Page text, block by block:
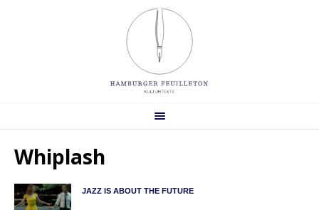
Whiplash
JAZZ IS ABOUT THE FUTURE